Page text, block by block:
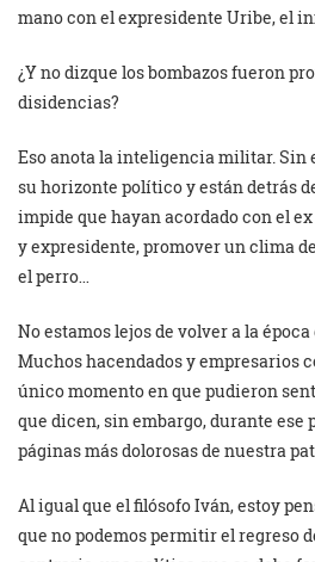
mano con el expresidente Uribe, el
¿Y no dizque los bombazos fueron
disidencias?
Eso anota la inteligencia militar. Sin
su horizonte político y están detrás
impide que hayan acordado con el
y expresidente, promover un clima
el perro…
No estamos lejos de volver a la
Muchos hacendados y empresarios
único momento en que pudieron
que dicen, sin embargo, durante ese
páginas más dolorosas de nuestra
Al igual que el filósofo Iván, estoy
que no podemos permitir el regreso